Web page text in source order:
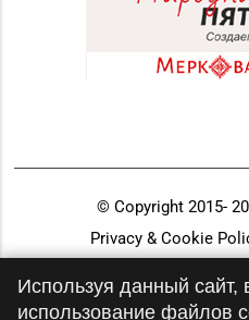
© Copyright 2015-
Privacy & Cookie
Используя данный сайт,
использование файлов